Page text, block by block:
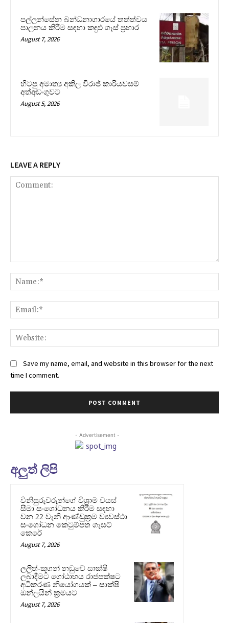
පල්ලන්සේන බන්ධනාගාරයේ තත්ත්වය
පාලනය කිරීම සඳහා කඳුළු ගෑස් ප්‍රහාර
August 7, 2026
හිටපු අමාත්‍ය අකිල විරාජ් කාරියවසම්
අත්අඩංගුවට
August 5, 2026
LEAVE A REPLY
Save my name, email, and website in this browser for the next
time I comment.
- Advertisement -
අලුත් ලිපි
විනිසුරුවරුන්ගේ විශ්‍රාම වයස්
සීමා සංශෝධනය කිරීම සඳහා
වන 22 වැනි ආණ්ඩුක්‍රම ව්‍යවස්ථා
සංශෝධන කෙටුම්පත ගැසට්
කෙරේ
August 7, 2026
ලලිත්-කූගන් නඩුවේ සාක්ෂි
ලබාදීමට ගෝඨාභය රාජපක්ෂට
අධිකරණ නියෝගයක් – සාක්ෂි
ඔන්ලයින් ක්‍රමයට
August 7, 2026